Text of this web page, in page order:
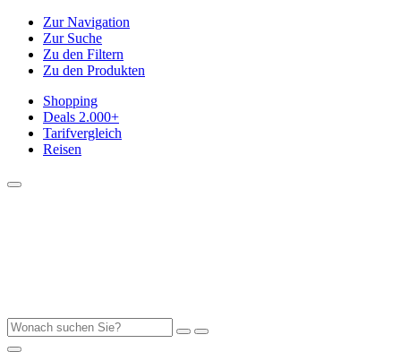
Zur Navigation
Zur Suche
Zu den Filtern
Zu den Produkten
Shopping
Deals 2.000+
Tarifvergleich
Reisen